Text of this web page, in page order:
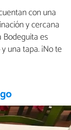
con una
y cercana
es
una tapa. ¡No te